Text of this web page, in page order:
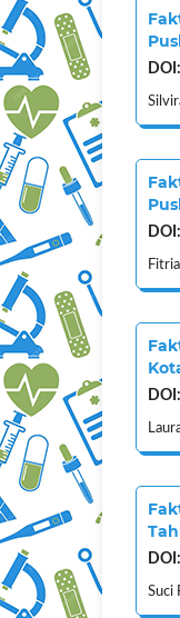
DOI:
DOI:
DOI:
DOI:
Suci